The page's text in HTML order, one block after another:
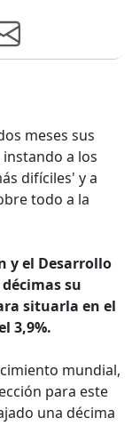
meses sus
a los
difíciles' y a
todo a la
y el Desarrollo
su
situarla en el
3,9%.
mundial,
para este
una décima